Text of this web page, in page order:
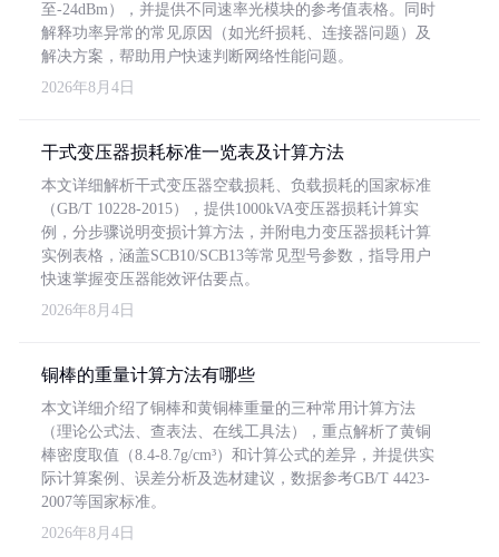
至-24dBm），并提供不同速率光模块的参考值表格。同时
解释功率异常的常见原因（如光纤损耗、连接器问题）及
解决方案，帮助用户快速判断网络性能问题。
2026年8月4日
干式变压器损耗标准一览表及计算方法
本文详细解析干式变压器空载损耗、负载损耗的国家标准
（GB/T 10228-2015），提供1000kVA变压器损耗计算实
例，分步骤说明变损计算方法，并附电力变压器损耗计算
实例表格，涵盖SCB10/SCB13等常见型号参数，指导用户
快速掌握变压器能效评估要点。
2026年8月4日
铜棒的重量计算方法有哪些
本文详细介绍了铜棒和黄铜棒重量的三种常用计算方法
（理论公式法、查表法、在线工具法），重点解析了黄铜
棒密度取值（8.4-8.7g/cm³）和计算公式的差异，并提供实
际计算案例、误差分析及选材建议，数据参考GB/T 4423-
2007等国家标准。
2026年8月4日